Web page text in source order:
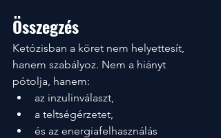
Összegzés
Ketózisban a köret nem helyettesít,
hanem szabályoz. Nem a hiányt
pótolja, hanem:
az inzulinválaszt,
a teltségérzetet,
és az energiafelhasználás